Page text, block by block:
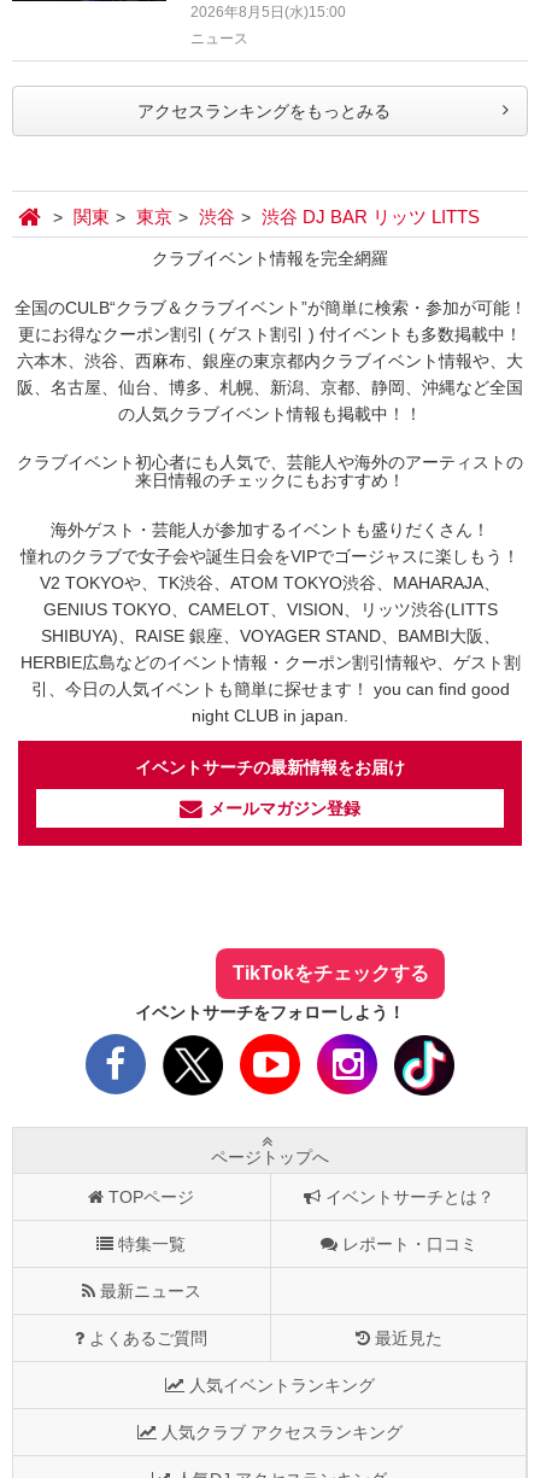
2026年8月5日(水)15:00
ニュース
アクセスランキングをもっとみる
関東 東京 渋谷 渋谷 DJ BAR リッツ LITTS
クラブイベント情報を完全網羅
全国のCULB“クラブ＆クラブイベント”が簡単に検索・参加が可能！
更にお得なクーポン割引 ( ゲスト割引 ) 付イベントも多数掲載中！
六本木、渋谷、西麻布、銀座の東京都内クラブイベント情報や、大
阪、名古屋、仙台、博多、札幌、新潟、京都、静岡、沖縄など全国
の人気クラブイベント情報も掲載中！！
クラブイベント初心者にも人気で、芸能人や海外のアーティストの
来日情報のチェックにもおすすめ！
海外ゲスト・芸能人が参加するイベントも盛りだくさん！
憧れのクラブで女子会や誕生日会をVIPでゴージャスに楽しもう！
V2 TOKYOや、TK渋谷、ATOM TOKYO渋谷、MAHARAJA、
GENIUS TOKYO、CAMELOT、VISION、リッツ渋谷(LITTS
SHIBUYA)、RAISE 銀座、VOYAGER STAND、BAMBI大阪、
HERBIE広島などのイベント情報・クーポン割引情報や、ゲスト割
引、今日の人気イベントも簡単に探せます！ you can find good
night CLUB in japan.
イベントサーチの最新情報をお届け
メールマガジン登録
TikTokをチェックする
イベントサーチをフォローしよう！
ページトップへ
TOPページ イベントサーチとは？
特集一覧 レポート・口コミ
最新ニュース
よくあるご質問 最近見た
人気イベントランキング
人気クラブ アクセスランキング